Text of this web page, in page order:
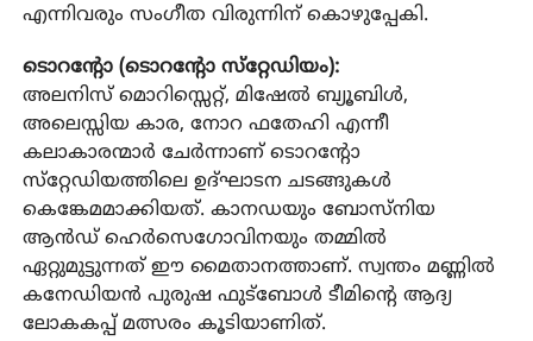
എന്നിവരും സംഗീത വിരുന്നിന് കൊഴുപ്പേകി.
ടൊറന്റോ (ടൊറന്റോ സ്‌റ്റേഡിയം):
അലനിസ് മൊറിസ്സെറ്റ്, മിഷേല്‍ ബ്യൂബിള്‍,
അലെസ്സിയ കാര, നോറ ഫതേഹി എന്നീ
കലാകാരന്മാര്‍ ചേര്‍ന്നാണ് ടൊറന്റോ
സ്‌റ്റേഡിയത്തിലെ ഉദ്ഘാടന ചടങ്ങുകള്‍
കെങ്കേമമാക്കിയത്. കാനഡയും ബോസ്‌നിയ
ആന്‍ഡ് ഹെര്‍സെഗോവിനയും തമ്മില്‍
ഏറ്റുമുട്ടുന്നത് ഈ മൈതാനത്താണ്. സ്വന്തം മണ്ണില്‍
കനേഡിയന്‍ പുരുഷ ഫുട്‌ബോള്‍ ടീമിന്റെ ആദ്യ
ലോകകപ്പ് മത്സരം കൂടിയാണിത്.